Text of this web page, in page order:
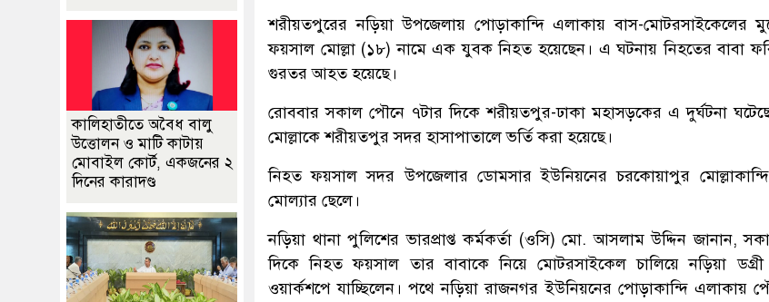
শরীয়তপুরের নড়িয়া উপজেলায় পোড়াকান্দি এলাকায় বাস-মোটরসাইকেলের
ফয়সাল মোল্লা (১৮) নামে এক যুবক নিহত হয়েছেন। এ ঘটনায় নিহতের বাবা
গুরতর আহত হয়েছে।
রোববার সকাল পৌনে ৭টার দিকে শরীয়তপুর-ঢাকা মহাসড়কের এ দুর্ঘটনা
মোল্লাকে শরীয়তপুর সদর হাসাপাতালে ভর্তি করা হয়েছে।
নিহত ফয়সাল সদর উপজেলার ডোমসার ইউনিয়নের চরকোয়াপুর
মোল্যার ছেলে।
নড়িয়া থানা পুলিশের ভারপ্রাপ্ত কর্মকর্তা (ওসি) মো. আসলাম উদ্দিন জানান,
দিকে নিহত ফয়সাল তার বাবাকে নিয়ে মোটরসাইকেল চালিয়ে নড়িয়া
ওয়ার্কশপে যাচ্ছিলেন। পথে নড়িয়া রাজনগর ইউনিয়নের পোড়াকান্দি এলাকায়
কালিহাতীতে অবৈধ বালু
উত্তোলন ও মাটি কাটায়
মোবাইল কোর্ট, একজনের ২
দিনের কারাদণ্ড